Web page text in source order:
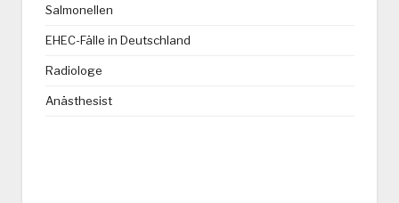
Salmonellen
EHEC-Fälle in Deutschland
Radiologe
Anästhesist